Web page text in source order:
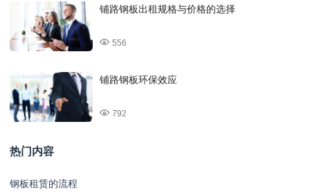
铺路钢板出租规格与价格的选择
556
铺路钢板环保效应
792
热门内容
钢板租赁的流程